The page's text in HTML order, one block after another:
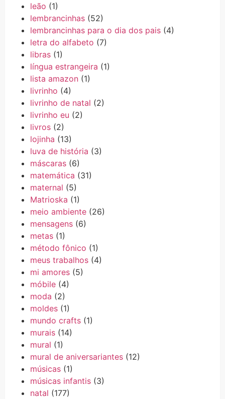
leão (1)
lembrancinhas (52)
lembrancinhas para o dia dos pais (4)
letra do alfabeto (7)
libras (1)
língua estrangeira (1)
lista amazon (1)
livrinho (4)
livrinho de natal (2)
livrinho eu (2)
livros (2)
lojinha (13)
luva de história (3)
máscaras (6)
matemática (31)
maternal (5)
Matrioska (1)
meio ambiente (26)
mensagens (6)
metas (1)
método fônico (1)
meus trabalhos (4)
mi amores (5)
móbile (4)
moda (2)
moldes (1)
mundo crafts (1)
murais (14)
mural (1)
mural de aniversariantes (12)
músicas (1)
músicas infantis (3)
natal (177)